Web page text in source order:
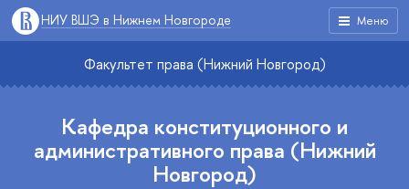
Меню
НИУ ВШЭ в Нижнем Новгороде
Факультет права (Нижний Новгород)
Кафедра конституционного и
административного права (Нижний
Новгород)